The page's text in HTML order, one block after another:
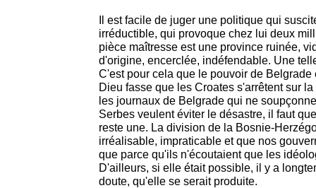
Il est facile de juger une politique qui
irréductible, qui provoque chez lui deux
pièce maîtresse est une province ruinée,
d'origine, encerclée, indéfendable. Une
C'est pour cela que le pouvoir de Belgrade
Dieu fasse que les Croates s'arrêtent sur
les journaux de Belgrade qui ne
Serbes veulent éviter le désastre, il faut
reste une. La division de la Bosnie-
irréalisable, impraticable et que nos
que parce qu'ils n'écoutaient que les
D'ailleurs, si elle était possible, il y a
doute, qu'elle se serait produite.